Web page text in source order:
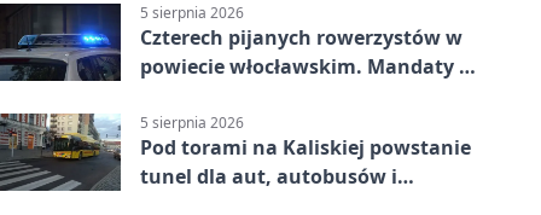
5 sierpnia 2026
Czterech pijanych rowerzystów w
powiecie włocławskim. Mandaty po
5 sierpnia 2026
Pod torami na Kaliskiej powstanie
tunel dla aut, autobusów i